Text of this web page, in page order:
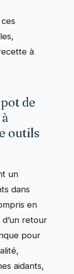
à
de
outils
un
dans
en
retour
pour
aidants,